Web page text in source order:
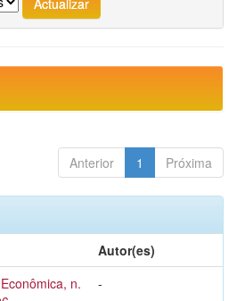
Anterior 1 Próxima
Autor(es)
n.
-